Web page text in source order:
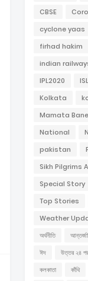
CBSE
cyclone yaas
firhad hakim
indian
IPL2020
ISL
Kolkata
Mamata
National
pakistan
Sikh Pilgrims
Special Story
Top Stories
Weather
অর্থনীতি
ঈদ
উত্তর ২৪
কলকাতা
কাঁথি